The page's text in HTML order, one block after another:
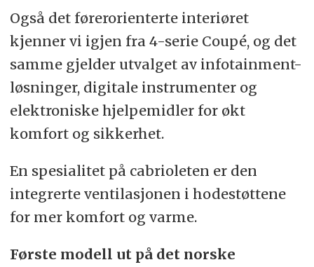
Også det førerorienterte interiøret
kjenner vi igjen fra 4-serie Coupé, og det
samme gjelder utvalget av infotainment-
løsninger, digitale instrumenter og
elektroniske hjelpemidler for økt
komfort og sikkerhet.
En spesialitet på cabrioleten er den
integrerte ventilasjonen i hodestøttene
for mer komfort og varme.
Første modell ut på det norske